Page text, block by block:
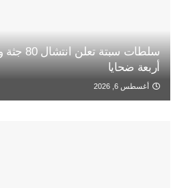
سلطات سبتة
أربعة ضحايا
أغسطس 6, 2026